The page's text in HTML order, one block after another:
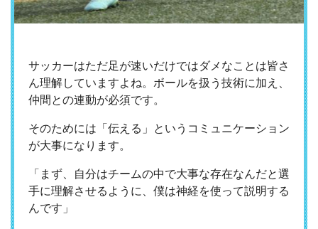
サッカーはただ足が速いだけではダメなことは皆さ
ん理解していますよね。ボールを扱う技術に加え、
仲間との連動が必須です。
そのためには「伝える」というコミュニケーション
が大事になります。
「まず、自分はチームの中で大事な存在なんだと選
手に理解させるように、僕は神経を使って説明する
んです」